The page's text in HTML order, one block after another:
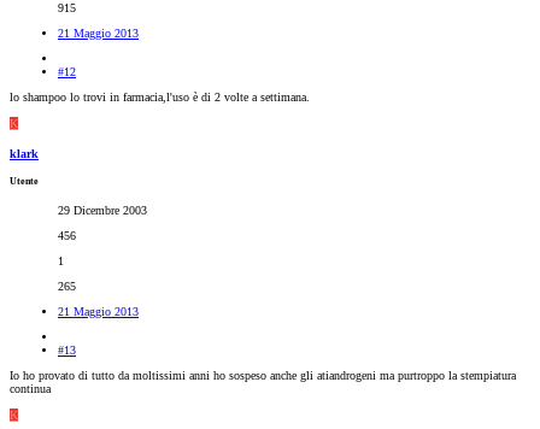
915
21 Maggio 2013
#12
lo shampoo lo trovi in farmacia,l'uso è di 2 volte a settimana.
K
klark
Utente
29 Dicembre 2003
456
1
265
21 Maggio 2013
#13
Io ho provato di tutto da moltissimi anni ho sospeso anche gli atiandrogeni ma purtroppo la stempiatura
continua
K